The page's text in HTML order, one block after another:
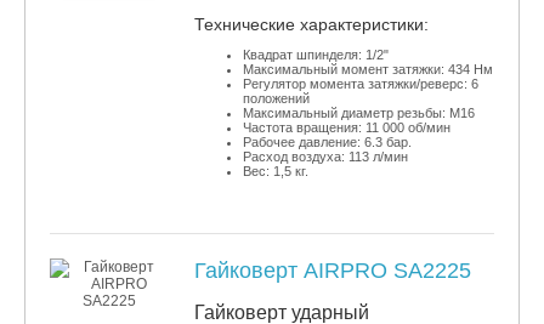
​Технические характеристики:
Квадрат шпинделя: 1/2"
Максимальный момент затяжки: 434 Нм
Регулятор момента затяжки/реверс: 6
положений
Максимальный диаметр резьбы: М16
Частота вращения: 11 000 об/мин
Рабочее давление: 6.3 бар.
Расход воздуха: 113 л/мин
Вес: 1,5 кг.
Гайковерт AIRPRO SA2225
Гайковерт ударный